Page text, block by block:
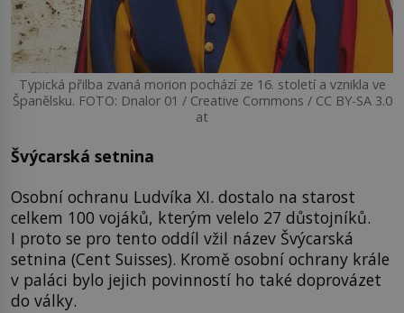
Typická přilba zvaná morion pochází ze 16. století a vznikla ve
Španělsku. FOTO: Dnalor 01 / Creative Commons / CC BY-SA 3.0
at
Švýcarská setnina
Osobní ochranu Ludvíka XI. dostalo na starost
celkem 100 vojáků, kterým velelo 27 důstojníků.
I proto se pro tento oddíl vžil název Švýcarská
setnina (Cent Suisses). Kromě osobní ochrany krále
v paláci bylo jejich povinností ho také doprovázet
do války.